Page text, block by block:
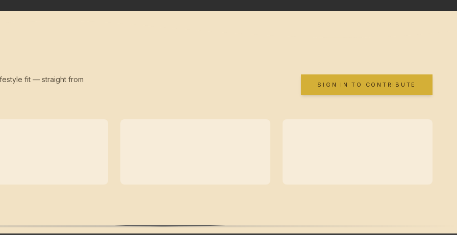
fit — straight from
SIGN IN TO CONTRIBUTE